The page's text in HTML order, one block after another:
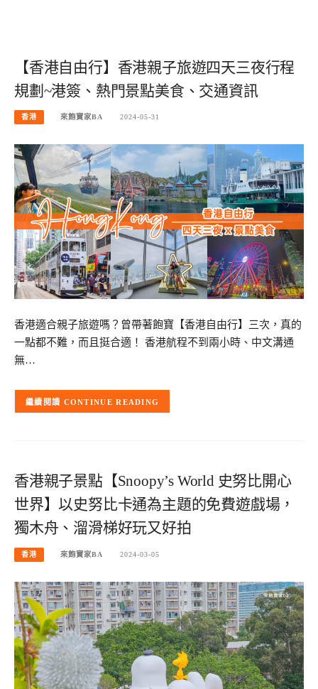
【香港自由行】香港親子旅遊四天三夜行程
規劃~港簽、熱門景點美食、交通資訊
香港 來飽寶家BA 2024-05-31
香港適合親子旅遊嗎？曾帶著飽寶【香港自由行】三次，真的
一點都不難，而且挺合適！ 香港航程不到兩小時、中文溝通
無…
CONTINUE READING
香港親子景點【Snoopy’s World 史努比開心
世界】以史努比卡通為主題的免費遊戲場，
獨木舟、溜滑梯好玩又好拍
香港 來飽寶家BA 2024-03-05